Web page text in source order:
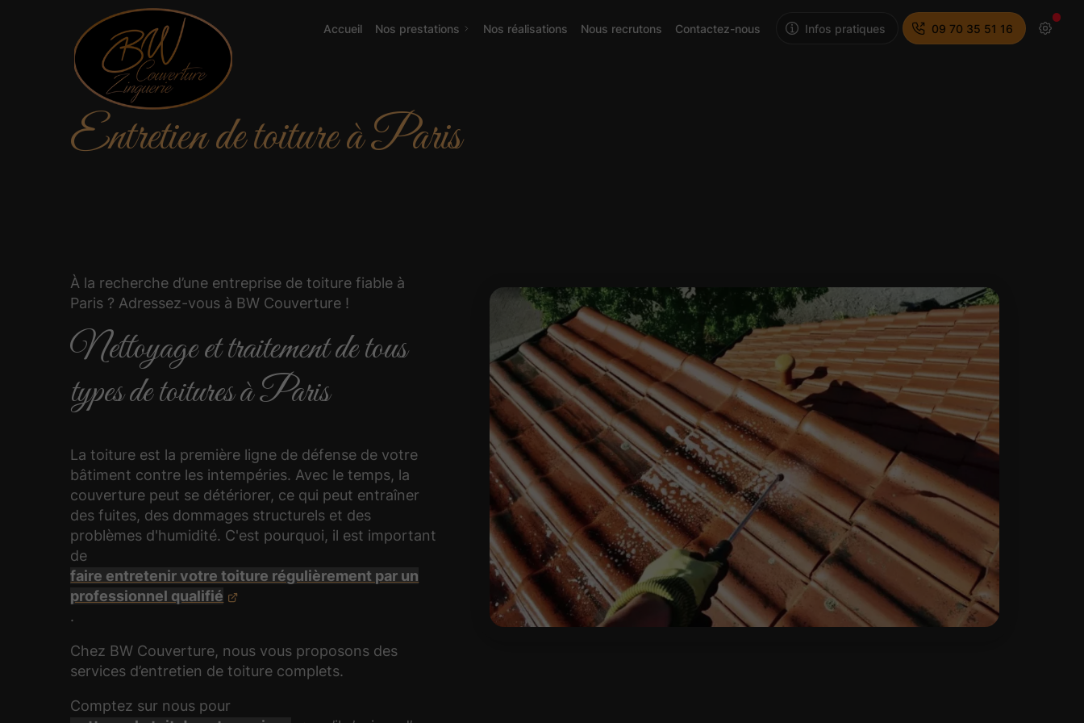
Accueil Nos prestations Nos réalisations Nous recrutons Contactez-nous Infos pratiques 09 70 35 51 16
Entretien de toiture à Paris
À la recherche d’une entreprise de toiture fiable à
Paris ? Adressez-vous à BW Couverture !
Nettoyage et traitement de tous
types de toitures à Paris
La toiture est la première ligne de défense de votre
bâtiment contre les intempéries. Avec le temps, la
couverture peut se détériorer, ce qui peut entraîner
des fuites, des dommages structurels et des
problèmes d'humidité. C'est pourquoi, il est important
de
faire entretenir votre toiture régulièrement par un
professionnel qualifié
.
Chez BW Couverture, nous vous proposons des
services d’entretien de toiture complets.
Comptez sur nous pour